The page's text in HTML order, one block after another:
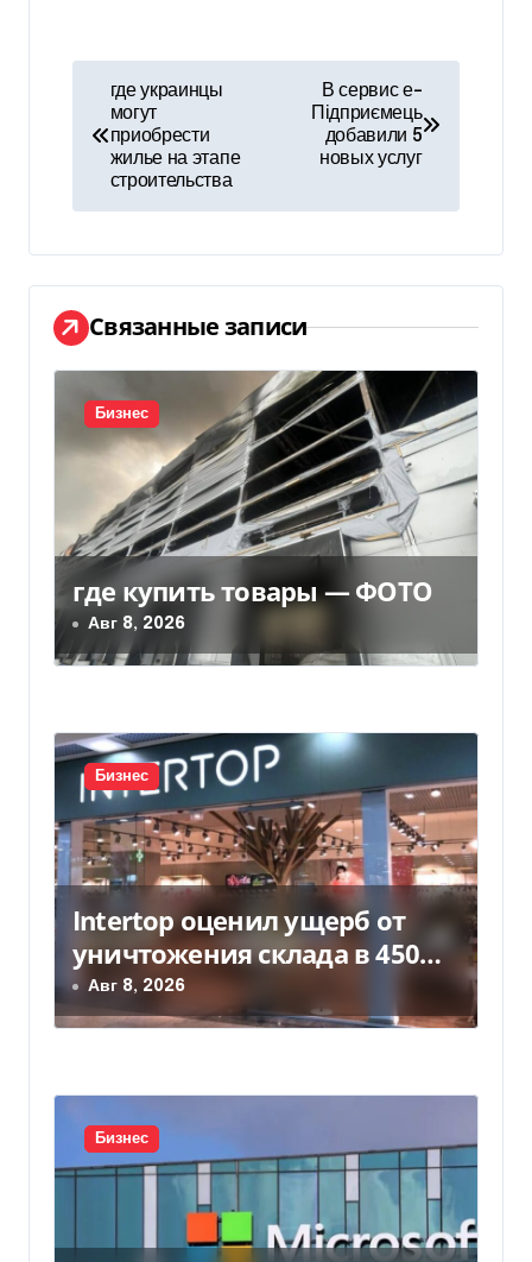
г
а
ц
и
п
о
з
а
и
с
я
м
где украинцы
могут
приобрести
жилье на этапе
строительства
В сервис е-
Підприємець
добавили 5
новых услуг
Связанные записи
Бизнес
где купить товары — ФОТО
Авг 8, 2026
Бизнес
Intertop оценил ущерб от
уничтожения склада в 450
млн грн
Авг 8, 2026
Бизнес